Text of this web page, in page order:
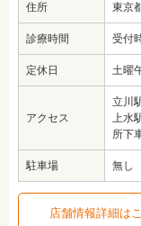
住所 東京
診療時間 受付
定休日 土曜
アクセス
立川
上水
所下
駐車場 無し
店舗情報詳細は